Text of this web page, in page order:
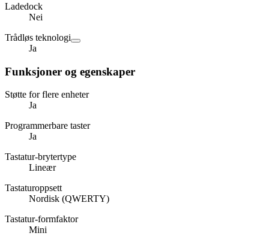
Ladedock
Nei
Trådløs teknologi
Ja
Funksjoner og egenskaper
Støtte for flere enheter
Ja
Programmerbare taster
Ja
Tastatur-brytertype
Lineær
Tastaturoppsett
Nordisk (QWERTY)
Tastatur-formfaktor
Mini